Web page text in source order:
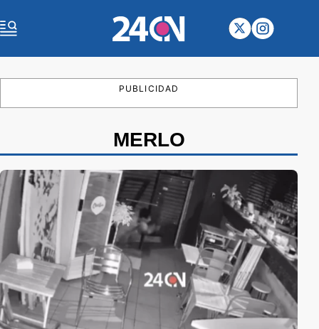
PUBLICIDAD
MERLO